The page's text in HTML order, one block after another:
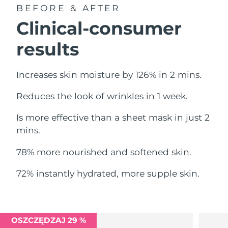
BEFORE & AFTER
Clinical-consumer
results
Increases skin moisture by 126% in 2 mins.
Reduces the look of wrinkles in 1 week.
Is more effective than a sheet mask in just 2
mins.
78% more nourished and softened skin.
72% instantly hydrated, more supple skin.
OSZCZĘDZAJ 29 %
Liban
Oczekiwany czas dostawy
Luksemburg
8/11/26
SRA Makau (Chiny)
Oczekiwany czas dostawy
Malezja
Oczekiwany czas dostawy
Monako